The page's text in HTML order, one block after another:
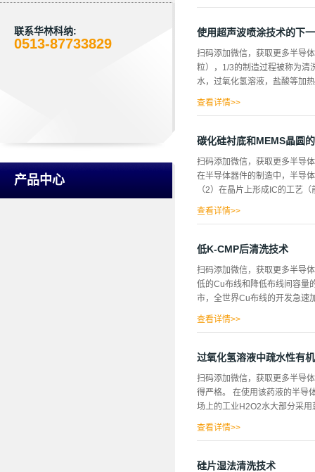
联系华林科纳:
0513-87733829
产品中心
除...
有粗糙化的情况。我们在新的
料使用铂，作为反应溶液使用
应。根据CARE法的研磨装置
工。对4H―SiC（0001）表面
进行约1mm和约2mm的加工，
使用超声波喷涂技术的下
扫码添加微信，获取更多半导
粒），1/3的制造过程被称为清
水，过氧化氢溶液，盐酸等加
许多工艺所使用。通过超声波
聚苯乙烯胶乳(PSL)颗粒，对
烯胶乳(PSL)粒子的模型。当
颗粒上，但是范德华力被认为
粘附在硅基板上的PSL粒子的
查看详情>>
碳化硅衬底和MEMS晶圆
扫码添加微信，获取更多半导
在半导体器件的制造中，半导
（2）在晶片上形成IC的工艺
面。此外，存在用于使在前一
应力消除，以MEMS（微机电
工艺的需要。 此外，我们还将
下一代半导体，并已开始投入
造工艺的器件采用半导体制造
查看详情>>
低K-CMP后清洗技术
扫码添加微信，获取更多半导
低的Cu布线和降低布线间容量
市，全世界Cu布线的开发急速
由于大量的颗粒和金属污染残
虑环境负荷。因此，在不损坏
CMP后清洗的课题 Cu―CMP
残留在晶圆的表面。一直以来
查看详情>>
过氧化氢溶液中疏水性有
扫码添加微信，获取更多半导
得严格。 在使用该药液的半导
场上的工业H2O2水大部分采
金属杂质也同样存在于H2O2
查看详情>>
硅片湿法清洗技术